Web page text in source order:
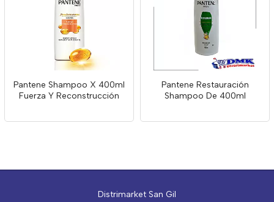
Pantene Shampoo X 400ml
Fuerza Y Reconstrucción
Pantene Restauración
Shampoo De 400ml
Distrimarket San Gil